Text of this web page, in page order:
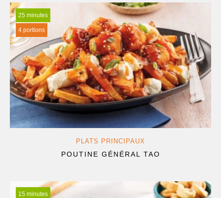
25 minutes
4 portions
PLATS PRINCIPAUX
POUTINE GÉNÉRAL TAO
15 minutes